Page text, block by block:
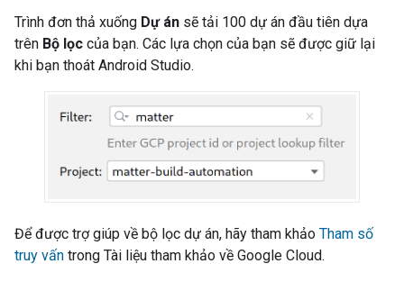
Trình đơn thả xuống Dự án sẽ tải 100 dự án đầu tiên dựa
trên Bộ lọc của bạn. Các lựa chọn của bạn sẽ được giữ lại
khi bạn thoát Android Studio.
Để được trợ giúp về bộ lọc dự án, hãy tham khảo Tham số
truy vấn trong Tài liệu tham khảo về Google Cloud.